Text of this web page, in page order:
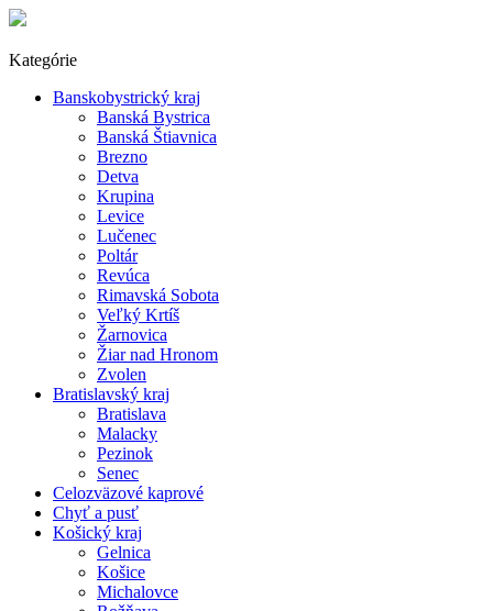
Kategórie
Banskobystrický kraj
Banská Bystrica
Banská Štiavnica
Brezno
Detva
Krupina
Levice
Lučenec
Poltár
Revúca
Rimavská Sobota
Veľký Krtíš
Žarnovica
Žiar nad Hronom
Zvolen
Bratislavský kraj
Bratislava
Malacky
Pezinok
Senec
Celozväzové kaprové
Chyť a pusť
Košický kraj
Gelnica
Košice
Michalovce